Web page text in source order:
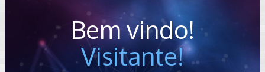
Bem vindo!
Visitante!